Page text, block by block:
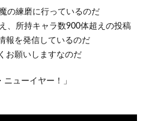
の練磨に行っているのだ
、所持キャラ数900体超えの投稿
報を発信しているのだ
お願いしますなのだ
ューイヤー！」